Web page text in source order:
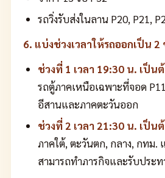
รถวิ่งรับส่งในลาน P20, P21,
6. แบ่งช่วงเวลาให้รถออกเป็น 2
ช่วงที่ 1 เวลา 19:30 น. เป็น
รถตู้ภาคเหนือเฉพาะที่จอด
อีสานและภาคตะวันออก
ช่วงที่ 2 เวลา 21:30 น. เป็น
ภาคใต้, ตะวันตก, กลาง, กทม.
สามารถทำภารกิจและรับประ